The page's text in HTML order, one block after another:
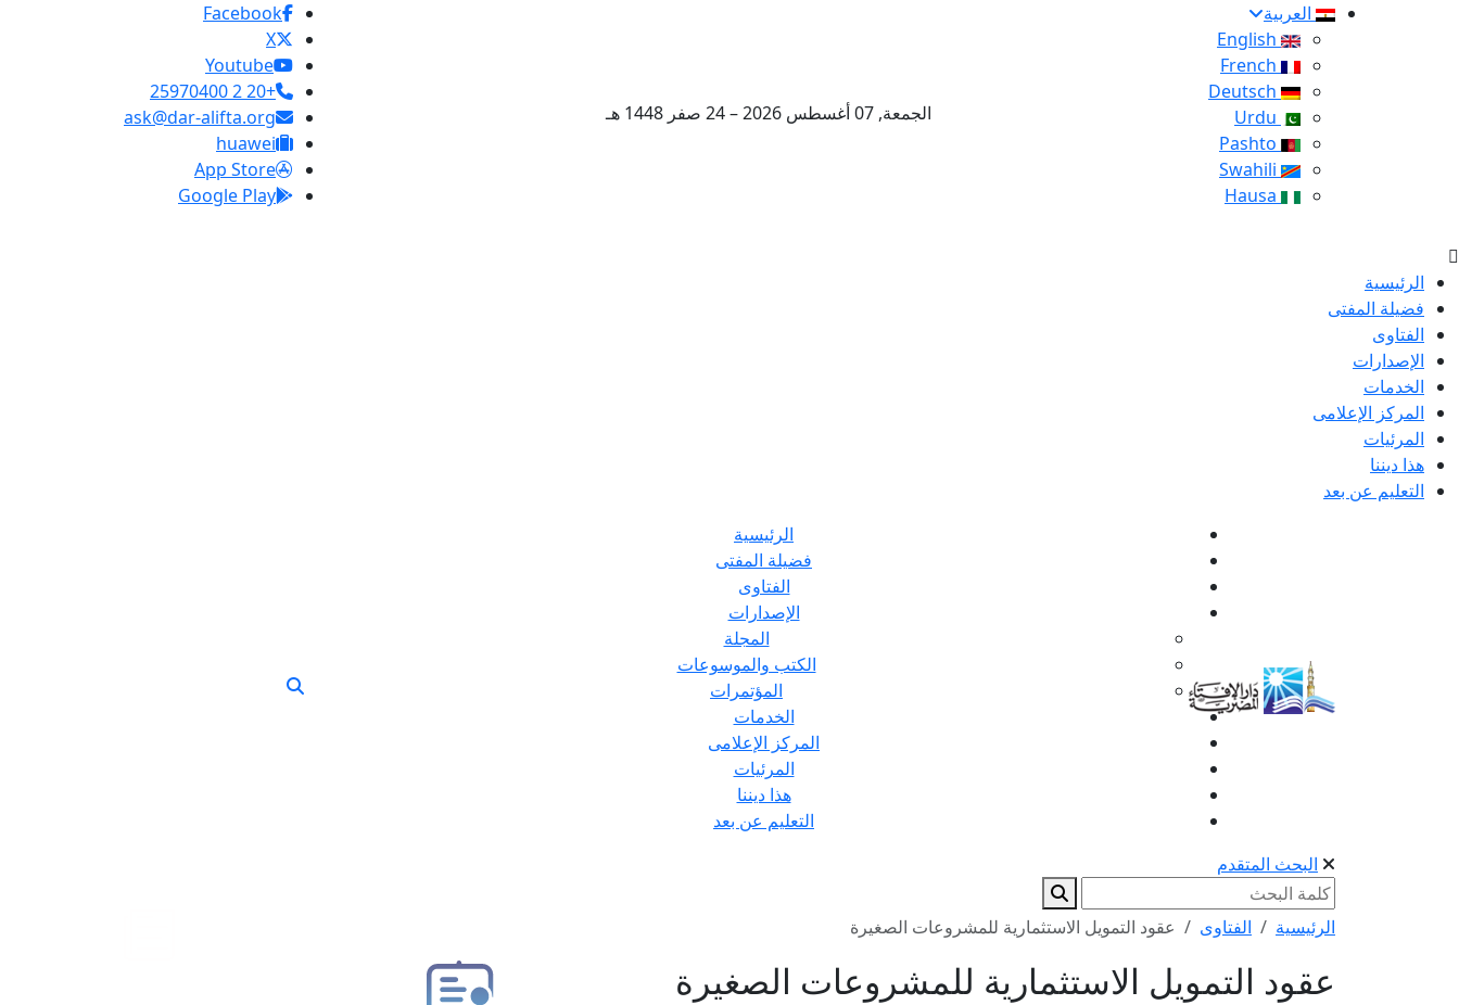
العربية
الجمعة, 07 أغسطس 2026 – 24 صفر 1448 هـ
Facebook
X
Youtube
+20 2 25970400
ask@dar-alifta.org
huawei
App Store
Google Play
الرئيسية
فضيلة المفتى
الفتاوى
الإصدارات
الخدمات
المركز الإعلامى
المرئيات
هذا ديننا
التعليم عن بعد
الرئيسية
فضيلة المفتى
الفتاوى
الإصدارات
المجلة
الكتب والموسوعات
المؤتمرات
الخدمات
المركز الإعلامى
المرئيات
هذا ديننا
التعليم عن بعد
البحث المتقدم
الرئيسية الفتاوى عقود التمويل الاستثمارية للمشروعات الصغيرة
عقود التمويل الاستثمارية للمشروعات الصغيرة